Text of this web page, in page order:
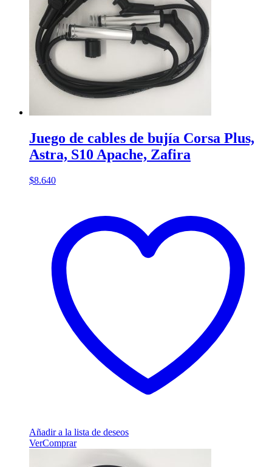
Juego de cables de bujía Corsa Plus,
Astra, S10 Apache, Zafira
$8.640
Añadir a la lista de deseos
VerComprar